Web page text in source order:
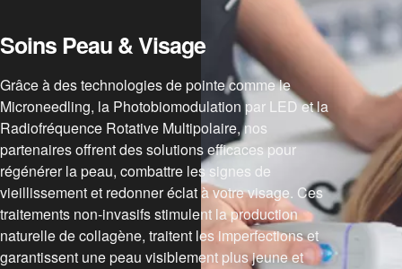
Soins Peau & Visage
Grâce à des technologies de pointe comme le
Microneedling, la Photobiomodulation par LED et la
Radiofréquence Rotative Multipolaire, nos
partenaires offrent des solutions efficaces pour
régénérer la peau, combattre les signes de
vieillissement et redonner éclat à votre visage. Ces
traitements non-invasifs stimulent la production
naturelle de collagène, traitent les imperfections et
garantissent une peau visiblement plus jeune et